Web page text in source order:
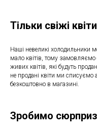
Тільки свіжі квіти
Наші невеликі холодильники
мало квітів, тому замовляємо
живих квітів, які будуть
не продані квіти ми списуємо
безкоштовно в магазині.
Зробимо сюрприз